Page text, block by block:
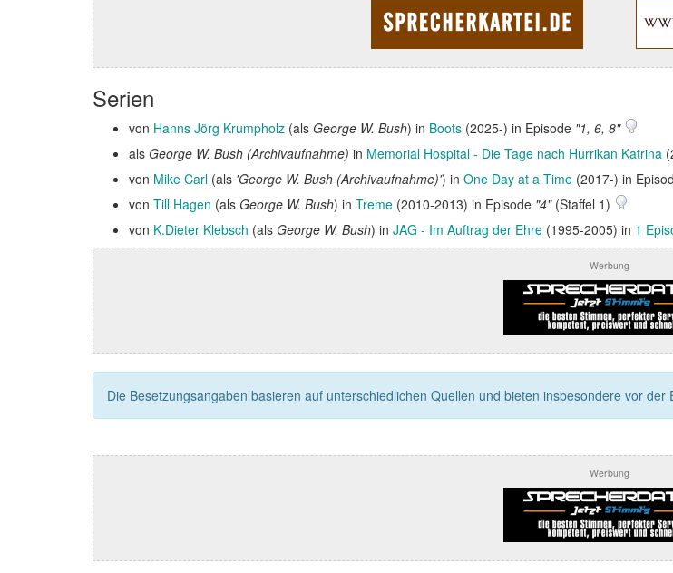
Serien
von Hanns Jörg Krumpholz (als George W. Bush) in Boots (2025-) in Episode "1, 6, 8"
als George W. Bush (Archivaufnahme) in Memorial Hospital - Die Tage nach Hurrikan Katrina
von Mike Carl (als 'George W. Bush (Archivaufnahme)') in One Day at a Time (2017-) in
von Till Hagen (als George W. Bush) in Treme (2010-2013) in Episode "4"(Staffel 1)
von K.Dieter Klebsch (als George W. Bush) in JAG - Im Auftrag der Ehre (1995-2005) in 1
Werbung
Die Besetzungsangaben basieren auf unterschiedlichen Quellen und bieten insbesondere vor
Werbung